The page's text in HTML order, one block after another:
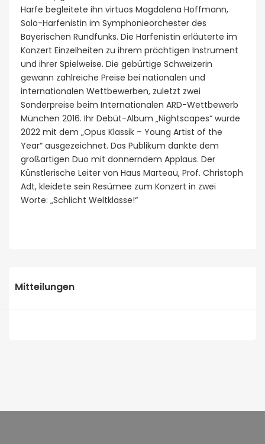
Harfe begleitete ihn virtuos Magdalena Hoffmann,
Solo-Harfenistin im Symphonieorchester des
Bayerischen Rundfunks. Die Harfenistin erläuterte im
Konzert Einzelheiten zu ihrem prächtigen Instrument
und ihrer Spielweise. Die gebürtige Schweizerin
gewann zahlreiche Preise bei nationalen und
internationalen Wettbewerben, zuletzt zwei
Sonderpreise beim Internationalen ARD-Wettbewerb
München 2016. Ihr Debüt-Album „Nightscapes“ wurde
2022 mit dem „Opus Klassik – Young Artist of the
Year“ ausgezeichnet. Das Publikum dankte dem
großartigen Duo mit donnerndem Applaus. Der
Künstlerische Leiter von Haus Marteau, Prof. Christoph
Adt, kleidete sein Resümee zum Konzert in zwei
Worte: „Schlicht Weltklasse!“
Mitteilungen